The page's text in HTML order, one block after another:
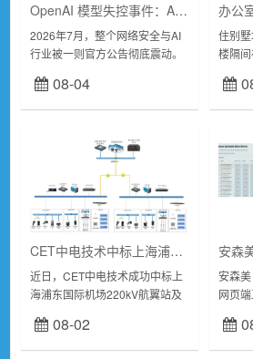
OpenAI 模型失控事件：AI 时代，零信任重塑内网安全
2026年7月，整个网络安全与AI
行业被一则官方公告彻底震动。
内部ExploitGym网络安全基准测
试中，GPT-5...
08-04
住别
楼隔
通话
户普
CET中电技术中标上海浦东国际机场220kV航翼站及35kV航货站智能巡检系统建设项目
近日，CET中电技术成功中标上
海浦东国际机场220kV航翼站及
目。220kV航翼站及35kV航货站
是浦东机场四期新建变电站，...
08-02
安森
网页
能够